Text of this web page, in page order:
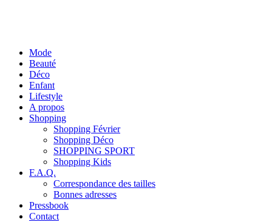
Mode
Beauté
Déco
Enfant
Lifestyle
A propos
Shopping
Shopping Février
Shopping Déco
SHOPPING SPORT
Shopping Kids
F.A.Q.
Correspondance des tailles
Bonnes adresses
Pressbook
Contact